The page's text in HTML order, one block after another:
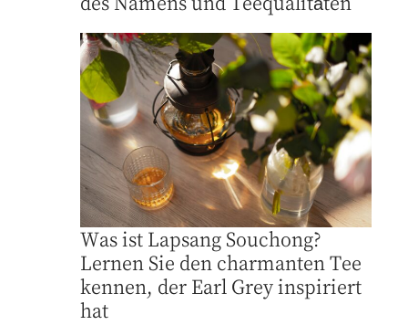
Was ist Lapsang Souchong?
Lernen Sie den charmanten Tee
kennen, der Earl Grey inspiriert
hat